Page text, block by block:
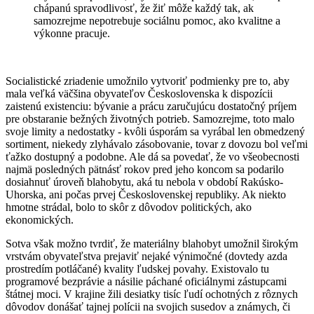
chápanú spravodlivosť, že žiť môže každý tak, ak
samozrejme nepotrebuje sociálnu pomoc, ako kvalitne a
výkonne pracuje.
Socialistické zriadenie umožnilo vytvoriť podmienky pre to, aby
mala veľká väčšina obyvateľov Československa k dispozícii
zaistenú existenciu: bývanie a prácu zaručujúcu dostatočný príjem
pre obstaranie bežných životných potrieb. Samozrejme, toto malo
svoje limity a nedostatky - kvôli úsporám sa vyrábal len obmedzený
sortiment, niekedy zlyhávalo zásobovanie, tovar z dovozu bol veľmi
ťažko dostupný a podobne. Ale dá sa povedať, že vo všeobecnosti
najmä posledných pätnásť rokov pred jeho koncom sa podarilo
dosiahnuť úroveň blahobytu, aká tu nebola v období Rakúsko-
Uhorska, ani počas prvej Československej republiky. Ak niekto
hmotne strádal, bolo to skôr z dôvodov politických, ako
ekonomických.
Sotva však možno tvrdiť, že materiálny blahobyt umožnil širokým
vrstvám obyvateľstva prejaviť nejaké výnimočné (dovtedy azda
prostredím potláčané) kvality ľudskej povahy. Existovalo tu
programové bezprávie a násilie páchané oficiálnymi zástupcami
štátnej moci. V krajine žili desiatky tisíc ľudí ochotných z rôznych
dôvodov donášať tajnej polícii na svojich susedov a známych, či